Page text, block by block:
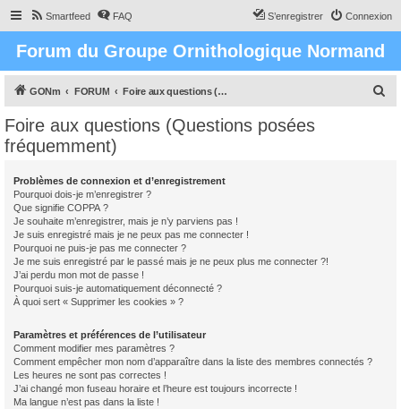
Smartfeed FAQ Connexion
S’enregistrer
Forum du Groupe Ornithologique Normand
GONm FORUM Foire aux questions (Questions posées fréquemment)
Foire aux questions (Questions posées
fréquemment)
Problèmes de connexion et d’enregistrement
Pourquoi dois-je m’enregistrer ?
Que signifie COPPA ?
Je souhaite m’enregistrer, mais je n’y parviens pas !
Je suis enregistré mais je ne peux pas me connecter !
Pourquoi ne puis-je pas me connecter ?
Je me suis enregistré par le passé mais je ne peux plus me connecter ?!
J’ai perdu mon mot de passe !
Pourquoi suis-je automatiquement déconnecté ?
À quoi sert « Supprimer les cookies » ?
Paramètres et préférences de l’utilisateur
Comment modifier mes paramètres ?
Comment empêcher mon nom d’apparaître dans la liste des membres connectés ?
Les heures ne sont pas correctes !
J’ai changé mon fuseau horaire et l’heure est toujours incorrecte !
Ma langue n’est pas dans la liste !